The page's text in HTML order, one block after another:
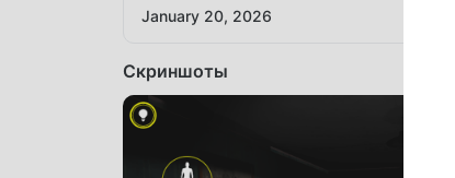
January 20, 2026
Скриншоты